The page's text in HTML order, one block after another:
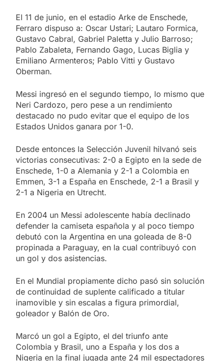
El 11 de junio, en el estadio Arke de Enschede,
Ferraro dispuso a: Oscar Ustari; Lautaro Formica,
Gustavo Cabral, Gabriel Paletta y Julio Barroso;
Pablo Zabaleta, Fernando Gago, Lucas Biglia y
Emiliano Armenteros; Pablo Vitti y Gustavo
Oberman.
Messi ingresó en el segundo tiempo, lo mismo que
Neri Cardozo, pero pese a un rendimiento
destacado no pudo evitar que el equipo de los
Estados Unidos ganara por 1-0.
Desde entonces la Selección Juvenil hilvanó seis
victorias consecutivas: 2-0 a Egipto en la sede de
Enschede, 1-0 a Alemania y 2-1 a Colombia en
Emmen, 3-1 a España en Enschede, 2-1 a Brasil y
2-1 a Nigeria en Utrecht.
En 2004 un Messi adolescente había declinado
defender la camiseta española y al poco tiempo
debutó con la Argentina en una goleada de 8-0
propinada a Paraguay, en la cual contribuyó con
un gol y dos asistencias.
En el Mundial propiamente dicho pasó sin solución
de continuidad de suplente calificado a titular
inamovible y sin escalas a figura primordial,
goleador y Balón de Oro.
Marcó un gol a Egipto, el del triunfo ante
Colombia y Brasil, uno a España y los dos a
Nigeria en la final jugada ante 24 mil espectadores